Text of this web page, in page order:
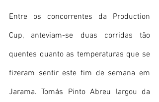
Entre os concorrentes da Production
Cup, anteviam-se duas corridas tão
quentes quanto as temperaturas que se
fizeram sentir este fim de semana em
Jarama. Tomás Pinto Abreu largou da